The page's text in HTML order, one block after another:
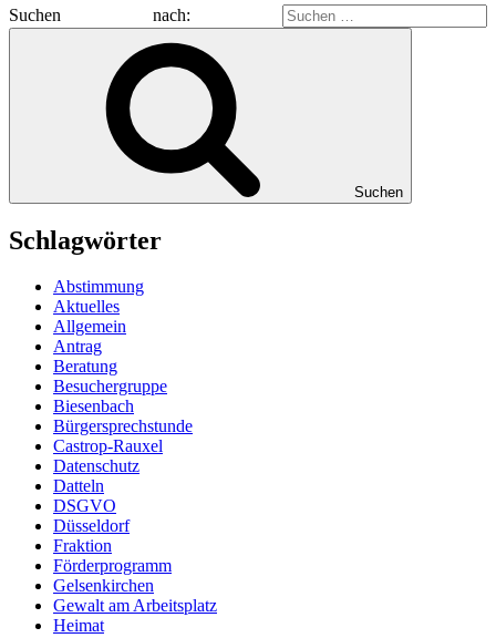
Suchen nach:
Suchen
Schlagwörter
Abstimmung
Aktuelles
Allgemein
Antrag
Beratung
Besuchergruppe
Biesenbach
Bürgersprechstunde
Castrop-Rauxel
Datenschutz
Datteln
DSGVO
Düsseldorf
Fraktion
Förderprogramm
Gelsenkirchen
Gewalt am Arbeitsplatz
Heimat